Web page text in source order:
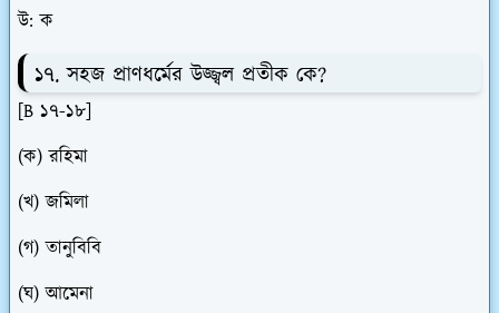
উ: ক
১৭. সহজ প্রাণধর্মের উজ্জ্বল প্রতীক কে?
[B ১৭-১৮]
(ক) রহিমা
(খ) জমিলা
(গ) তানুবিবি
(ঘ) আমেনা